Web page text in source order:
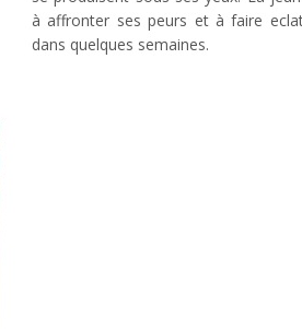
à affronter ses peurs et à faire
dans quelques semaines.